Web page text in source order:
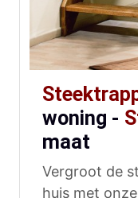
woning -
maat
Vergroot de
huis met